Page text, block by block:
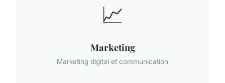
📈
Marketing
Marketing digital et communication